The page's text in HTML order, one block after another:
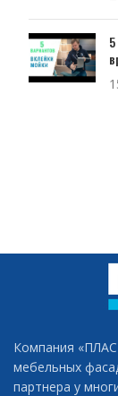
Компания
мебельных
партнера у